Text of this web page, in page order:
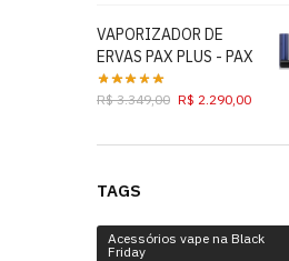
VAPORIZADOR DE
ERVAS PAX PLUS - PAX
R$3.349,00 R$ 2.290,00
TAGS
Acessórios vape na Black
Friday